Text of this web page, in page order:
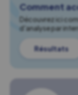
Comment
Découvrez ici
d'analyse par
Résultats